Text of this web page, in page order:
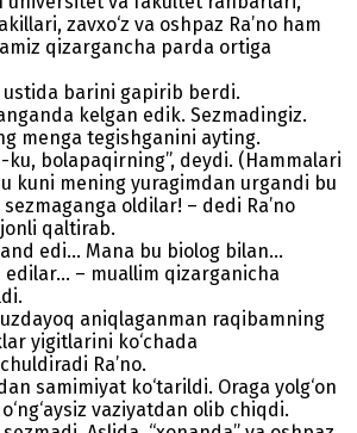
zavxo‘z va oshpaz Ra’no ham
qizargancha parda ortiga
ustida barini gapirib berdi.
kelgan edik. Sezmadingiz.
menga tegishganini ayting.
ku, bolapaqirning”, deydi. (Hammalari
kuni mening yuragimdan urgandi bu
oldilar! – dedi Ra’no
qaltirab.
edi… Mana bu biolog bilan…
– muallim qizarganicha
aniqlaganman raqibamning
yigitlarini ko‘chada
Ra’no.
samimiyat ko‘tarildi. Oraga yolg‘on
vaziyatdan olib chiqdi.